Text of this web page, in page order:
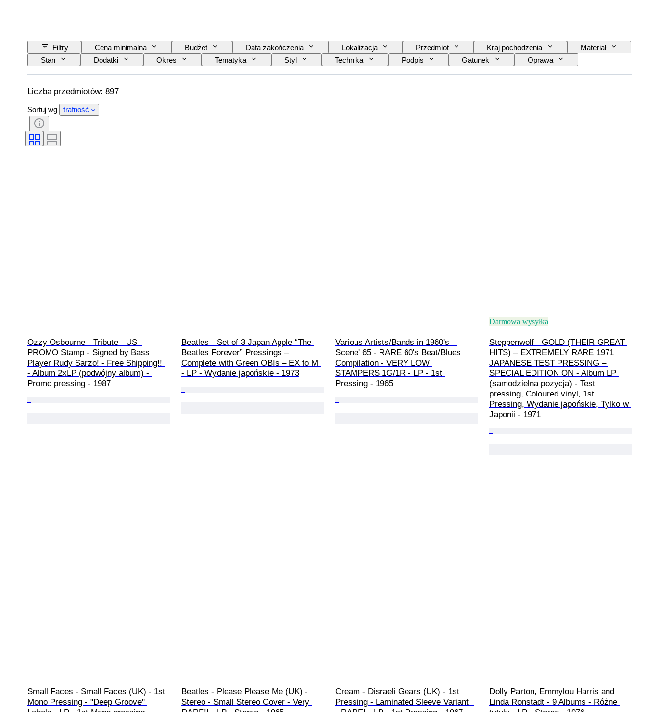
Filtry Cena minimalna Budżet Data zakończenia Lokalizacja Przedmiot Kraj pochodzenia
Materiał
Stan
Dodatki Okres Tematyka Styl Technika Podpis Gatunek
Oprawa
Wydanie
Kolor Artysta Przetestowany i działający Sprzedawane przez Rodzaj pamiątki muzycznej
Era
Liczba przedmiotów: 897
Sortuj wg trafność
Ozzy Osbourne - Tribute - US
PROMO Stamp - Signed by Bass
Player Rudy Sarzo! - Free Shipping!!
- Album 2xLP (podwójny album) -
Promo pressing - 1987
Beatles - Set of 3 Japan Apple “The
Beatles Forever” Pressings –
Complete with Green OBIs – EX to M
- LP - Wydanie japońskie - 1973
Various Artists/Bands in 1960's -
Scene' 65 - RARE 60's Beat/Blues
Compilation - VERY LOW
STAMPERS 1G/1R - LP - 1st
Pressing - 1965
Darmowa wysyłka
Steppenwolf - GOLD (THEIR GREAT
HITS) – EXTREMELY RARE 1971
JAPANESE TEST PRESSING –
SPECIAL EDITION ON - Album LP
(samodzielna pozycja) - Test
pressing, Coloured vinyl, 1st
Pressing, Wydanie japońskie, Tylko w
Japonii - 1971
Small Faces - Small Faces (UK) - 1st
Mono Pressing - "Deep Groove''
Beatles - Please Please Me (UK) -
Stereo - Small Stereo Cover - Very
Cream - Disraeli Gears (UK) - 1st
Pressing - Laminated Sleeve Variant
Dolly Parton, Emmylou Harris and
Linda Ronstadt - 9 Albums - Różne